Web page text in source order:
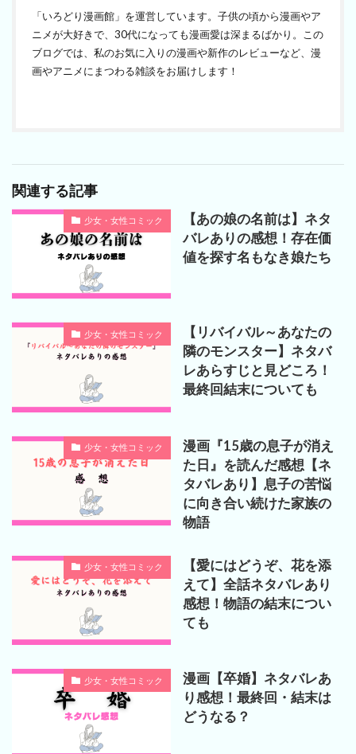
「いろどり漫画館」を運営しています。子供の頃から漫画やア
ニメが大好きで、30代になっても漫画愛は深まるばかり。この
ブログでは、私のお気に入りの漫画や新作のレビューなど、漫
画やアニメにまつわる雑談をお届けします！
関連する記事
少女・女性コミック
【あの娘の名前は】ネタ
バレありの感想！存在価
値を探す名もなき娘たち
少女・女性コミック
【リバイバル～あなたの
隣のモンスター】ネタバ
レあらすじと見どころ！
最終回結末についても
少女・女性コミック
漫画『15歳の息子が消え
た日』を読んだ感想【ネ
タバレあり】息子の苦悩
に向き合い続けた家族の
物語
少女・女性コミック
【愛にはどうぞ、花を添
えて】全話ネタバレあり
感想！物語の結末につい
ても
少女・女性コミック
漫画【卒婚】ネタバレあ
り感想！最終回・結末は
どうなる？